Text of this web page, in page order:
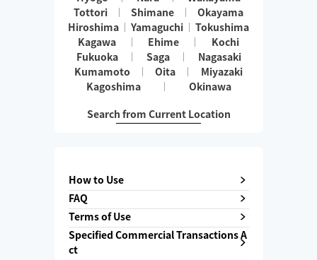
Tottori
Shimane
Okayama
Hiroshima
Yamaguchi
Tokushima
Kagawa
Ehime
Kochi
Fukuoka
Saga
Nagasaki
Kumamoto
Oita
Miyazaki
Kagoshima
Okinawa
Search from Current Location
How to Use
FAQ
Terms of Use
Specified Commercial Transactions A
ct